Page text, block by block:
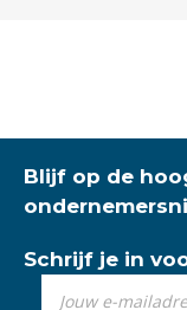
Blijf op de
Schrijf je in